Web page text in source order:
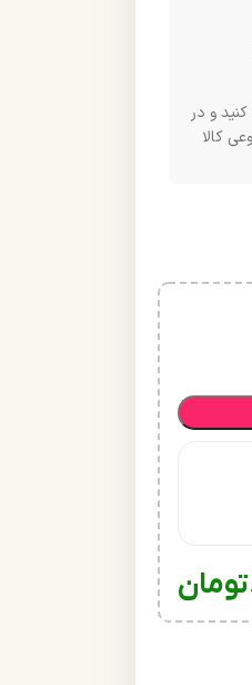
و در
کالا
تومان